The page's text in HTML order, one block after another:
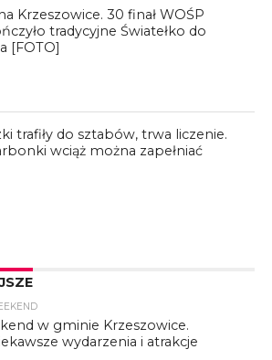
Krzeszowice. 30 finał WOŚP
tradycyjne Światełko do
[FOTO]
trafiły do sztabów, trwa liczenie.
wciąż można zapełniać
w gminie Krzeszowice.
wydarzenia i atrakcje